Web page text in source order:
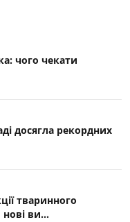
чого чекати
досягла рекордних
тваринного
ви...